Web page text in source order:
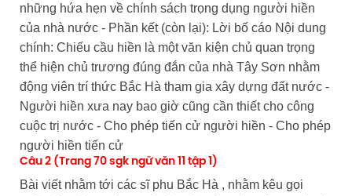
những hứa hẹn về chính sách trọng dụng người hiền
của nhà nước - Phần kết (còn lại): Lời bố cáo Nội dung
chính: Chiếu cầu hiền là một văn kiện chủ quan trọng
thể hiện chủ trương đúng đắn của nhà Tây Sơn nhằm
động viên trí thức Bắc Hà tham gia xây dựng đất nước -
Người hiền xưa nay bao giờ cũng cần thiết cho công
cuộc trị nước - Cho phép tiến cử người hiền - Cho phép
người hiền tiến cử
Câu 2 (Trang 70 sgk ngữ văn 11 tập 1)
Bài viết nhằm tới các sĩ phu Bắc Hà , nhằm kêu gọi